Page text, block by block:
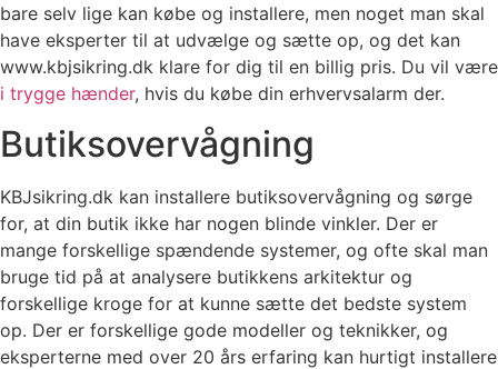
bare selv lige kan købe og installere, men noget man skal
have eksperter til at udvælge og sætte op, og det kan
www.kbjsikring.dk klare for dig til en billig pris. Du vil være
i trygge hænder, hvis du købe din erhvervsalarm der.
Butiksovervågning
KBJsikring.dk kan installere butiksovervågning og sørge
for, at din butik ikke har nogen blinde vinkler. Der er
mange forskellige spændende systemer, og ofte skal man
bruge tid på at analysere butikkens arkitektur og
forskellige kroge for at kunne sætte det bedste system
op. Der er forskellige gode modeller og teknikker, og
eksperterne med over 20 års erfaring kan hurtigt installere